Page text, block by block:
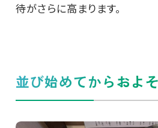
待がさらに高まります。
並び始めてからおよ